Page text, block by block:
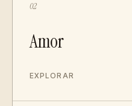
02
Amor
EXPLORAR